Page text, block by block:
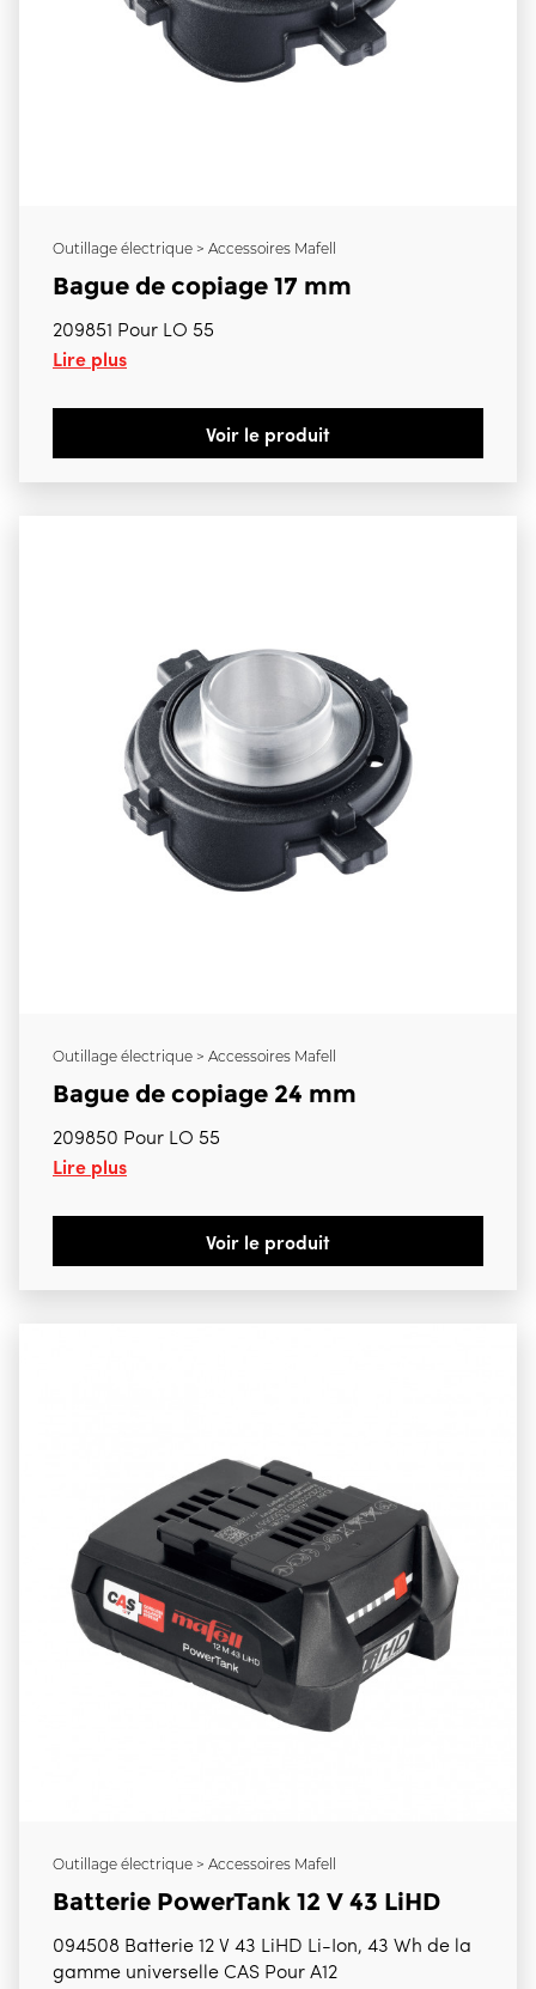
Outillage électrique > Accessoires Mafell
Bague de copiage 17 mm
209851 Pour LO 55
Lire plus
Voir le produit
Outillage électrique > Accessoires Mafell
Bague de copiage 24 mm
209850 Pour LO 55
Lire plus
Voir le produit
Outillage électrique > Accessoires Mafell
Batterie PowerTank 12 V 43 LiHD
094508 Batterie 12 V 43 LiHD Li-Ion, 43 Wh de la
gamme universelle CAS Pour A12